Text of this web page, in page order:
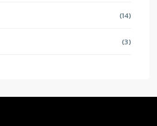
(14)
(3)